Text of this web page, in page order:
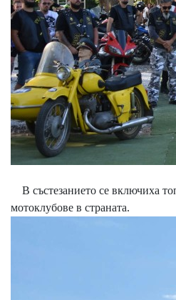
В състезанието се включиха
мотоклубове в страната.